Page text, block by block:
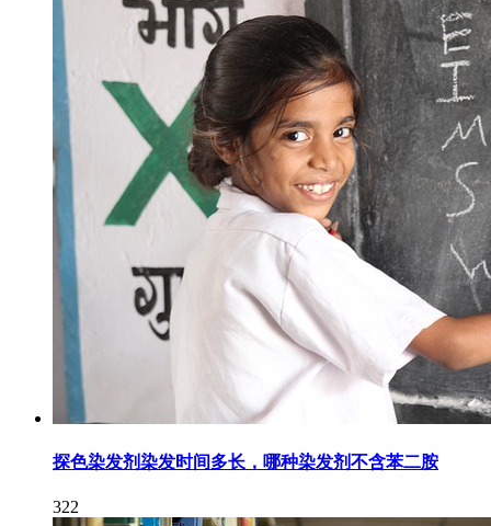
探色染发剂染发时间多长，哪种染发剂不含苯二胺
322